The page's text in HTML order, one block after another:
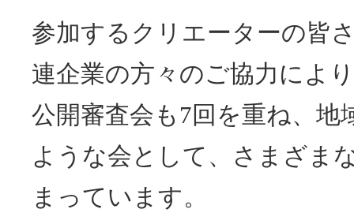
参加するクリエーターの皆
連企業の方々のご協力によ
公開審査会も7回を重ね、地
ような会として、さまざま
まっています。